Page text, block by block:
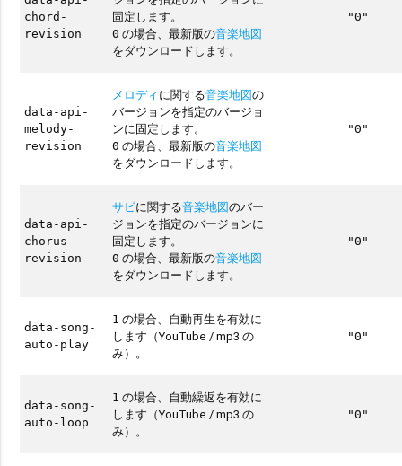
chord-
revision
固定します。
0 の場合、最新版の音楽地図
をダウンロードします。
"0"
data-api-
melody-
revision
メロディに関する音楽地図の
バージョンを指定のバージョ
ンに固定します。
0 の場合、最新版の音楽地図
をダウンロードします。
"0"
data-api-
chorus-
revision
サビに関する音楽地図のバー
ジョンを指定のバージョンに
固定します。
0 の場合、最新版の音楽地図
をダウンロードします。
"0"
data-song-
auto-play
1 の場合、自動再生を有効に
します（YouTube / mp3 の
み）。
"0"
data-song-
auto-loop
1 の場合、自動繰返を有効に
します（YouTube / mp3 の
み）。
"0"